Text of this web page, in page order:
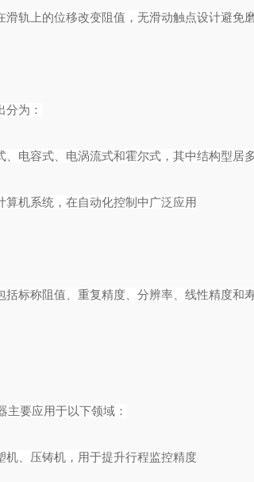
轨上的位移改变阻值，无滑动触点设计避免
为：
、电容式、电涡流式和霍尔式，其中结构型居
机系统，在自动化控制中广泛应用
括标称阻值、重复精度、分辨率、线性精度和
主要应用于以下领域：
机 压铸机 ，用于提升行程监控精度